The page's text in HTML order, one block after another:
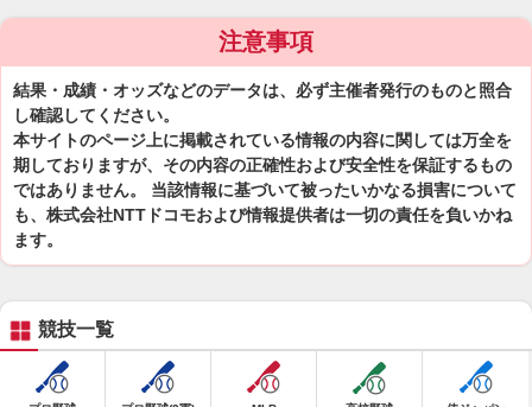
注意事項
結果・成績・オッズなどのデータは、必ず主催者発行のものと照合
し確認してください。
本サイトのページ上に掲載されている情報の内容に関しては万全を
期しておりますが、その内容の正確性および安全性を保証するもの
ではありません。 当該情報に基づいて被ったいかなる損害について
も、株式会社NTTドコモおよび情報提供者は一切の責任を負いかね
ます。
競技一覧